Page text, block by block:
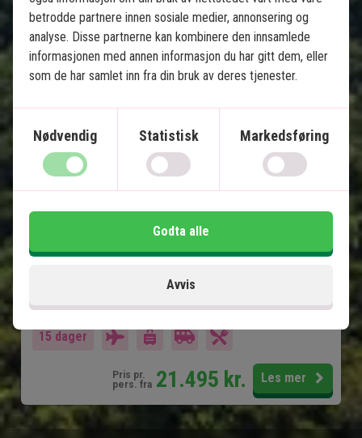
Jungle & badeferie: Khao Lak,
Khao Sok og Koh Yao
5 netter i Khao Lak
2 netter i Khao Sok Nasjonalpark
5 netter på Koh Yao Noi
Vakre strender og fantastisk snorkling
Overnatting i flytende bungalow i jungelen
Privat transport
Inkludert i prisen
15 dager
Pris pr.
pers. fra 21.495 kr. Les mer
betrodde partnere innen sosiale medier, annonsering og
analyse. Disse partnerne kan kombinere den innsamlede
informasjonen med annen informasjon du har gitt dem, eller
som de har samlet inn fra din bruk av deres tjenester.
Nødvendig Statistisk Markedsføring
Avvis
Godta alle